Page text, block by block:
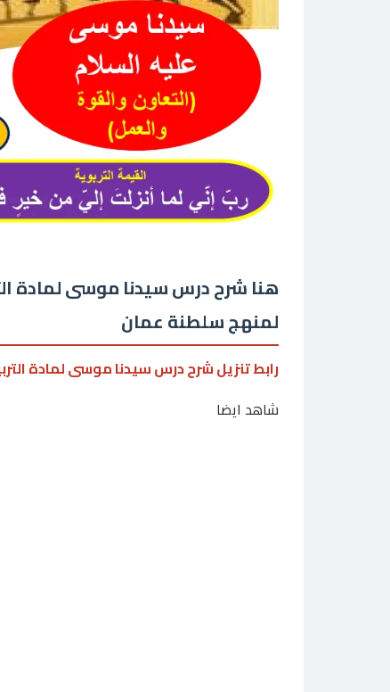
هنا شرح درس سيدنا موسى لمادة
لمنهج سلطنة عمان
رابط تنزيل شرح درس سيدنا موسى لمادة
شاهد ايضا